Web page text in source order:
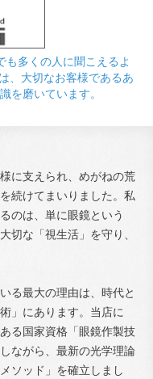
も多くの人に聞こえるよ
、大切なお客様であるあ
を磨いています。
に支えられ、めがねの荒
続けてまいりました。私
のは、単に眼鏡という
切な「視生活」を守り、
る最大の理由は、時代と
」にあります。当店に
る国家資格「眼鏡作製技
ながら、最新の光学理論
ソッド」を確立しまし